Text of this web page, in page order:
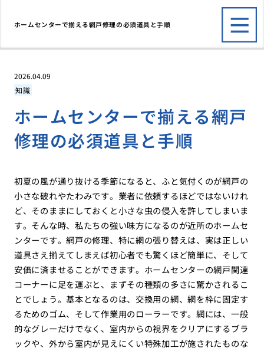
ホームセンターで揃える網戸修理の必須道具と手順
2026.04.09
知識
ホームセンターで揃える網戸
修理の必須道具と手順
初夏の風が通り抜ける季節になると、ふと気付くのが網戸の
小さな破れやたわみです。業者に依頼するほどではないけれ
ど、そのままにしておくと小さな虫の侵入を許してしまいま
す。そんな時、私たちの強い味方になるのが近所のホームセ
ンターです。網戸の修理、特に網の張り替えは、実は正しい
道具さえ揃えてしまえば初心者でも驚くほど簡単に、そして
安価に済ませることができます。ホームセンターの網戸関連
コーナーに足を運ぶと、まずその種類の多さに驚かされるこ
とでしょう。基本となるのは、交換用の網、網を枠に固定す
るためのゴム、そして作業用のローラーです。網には、一般
的なグレーだけでなく、室内からの視界をクリアにするブラ
ックや、外から室内が見えにくい特殊加工が施されたものな